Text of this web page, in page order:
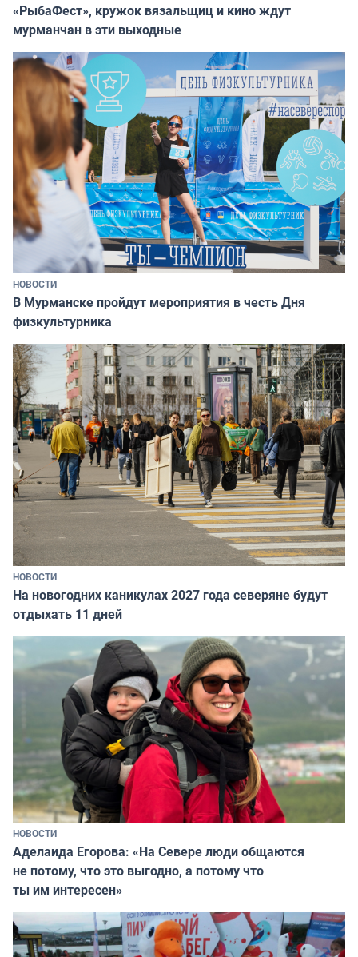
«РыбаФест», кружок вязальщиц и кино ждут
мурманчан в эти выходные
НОВОСТИ
В Мурманске пройдут мероприятия в честь Дня
физкультурника
НОВОСТИ
На новогодних каникулах 2027 года северяне будут
отдыхать 11 дней
НОВОСТИ
Аделаида Егорова: «На Севере люди общаются
не потому, что это выгодно, а потому что
ты им интересен»